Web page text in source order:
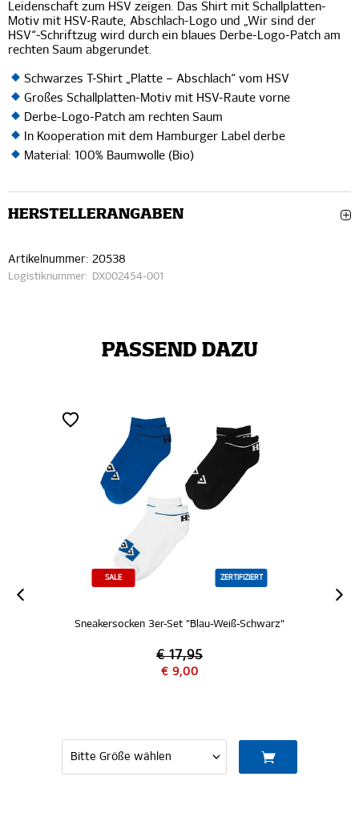
Leidenschaft zum HSV zeigen. Das Shirt mit Schallplatten-
Motiv mit HSV-Raute, Abschlach-Logo und „Wir sind der
HSV“-Schriftzug wird durch ein blaues Derbe-Logo-Patch am
rechten Saum abgerundet.
Schwarzes T-Shirt „Platte – Abschlach“ vom HSV
Großes Schallplatten-Motiv mit HSV-Raute vorne
Derbe-Logo-Patch am rechten Saum
In Kooperation mit dem Hamburger Label derbe
Material: 100% Baumwolle (Bio)
HERSTELLERANGABEN
Artikelnummer: 20538
Logistiknummer: DX002454-001
PASSEND DAZU
SALE ZERTIFIZIERT
Sneakersocken 3er-Set "Blau-Weiß-Schwarz"
€ 17,95
€ 9,00